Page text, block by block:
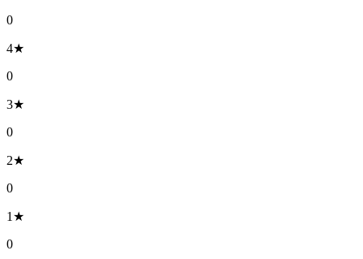
0
4★
0
3★
0
2★
0
1★
0